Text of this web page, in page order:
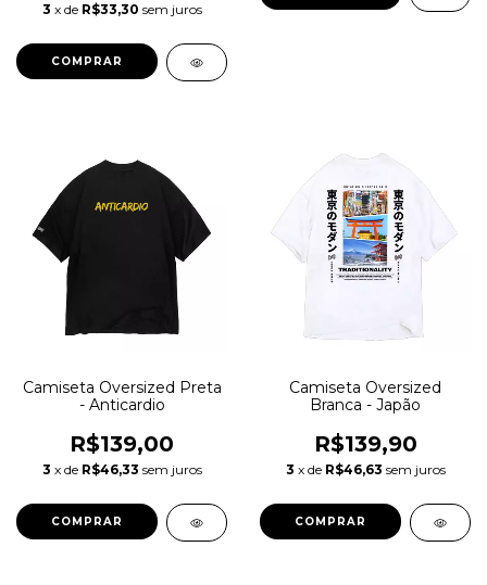
3 x de R$33,30 sem juros
COMPRAR
Camiseta Oversized Preta
- Anticardio
R$139,00
3 x de R$46,33 sem juros
COMPRAR
Camiseta Oversized
Branca - Japão
R$139,90
3 x de R$46,63 sem juros
COMPRAR